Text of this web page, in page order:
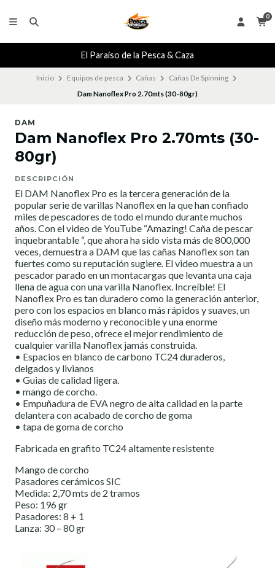
0
El Paraiso de la Pesca & Caza
Inicio Equipos de pesca Cañas
Cañas De Spinning
Dam Nanoflex Pro 2.70mts (30-80gr)
DAM
Dam Nanoflex Pro 2.70mts (30-
80gr)
DESCRIPCIÓN
El DAM Nanoflex Pro es la tercera generación de la
popular serie de varillas Nanoflex en la que han confiado
miles de pescadores de todo el mundo durante muchos
años. Con el video de YouTube “Amazing! Caña de pescar
inquebrantable “, que ahora ha sido vista más de 800,000
veces, demuestra a DAM que las cañas Nanoflex son tan
fuertes como su reputación sugiere. El video muestra a un
pescador parado en un montacargas que levanta una caja
llena de agua con una varilla Nanoflex. Increíble! El
Nanoflex Pro es tan duradero como la generación anterior,
pero con los espacios en blanco más rápidos y suaves, un
diseño más moderno y reconocible y una enorme
reducción de peso, ofrece el mejor rendimiento de
cualquier varilla Nanoflex jamás construida.
• Espacios en blanco de carbono TC24 duraderos,
delgados y livianos
• Guias de calidad ligera.
• mango de corcho.
• Empuñadura de EVA negro de alta calidad en la parte
delantera con acabado de corcho de goma
• tapa de goma de corcho
Fabricada en grafito TC24 altamente resistente
Mango de corcho
Pasadores cerámicos SIC
Medida: 2,70 mts de 2 tramos
Peso: 196 gr
Pasadores: 8 + 1
Lanza: 30 – 80 gr